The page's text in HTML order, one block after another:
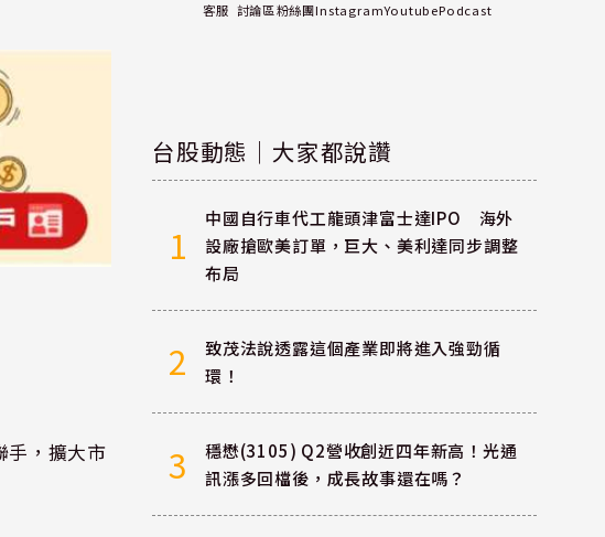
手，擴大市
客服 討論區粉絲團InstagramYoutubePodcast
台股動態｜大家都說讚
1
中國自行車代工龍頭津富士達IPO 海外
設廠搶歐美訂單，巨大、美利達同步調整
布局
2
致茂法說透露這個產業即將進入強勁循
環！
3
穩懋(3105) Q2營收創近四年新高！光通
訊漲多回檔後，成長故事還在嗎？